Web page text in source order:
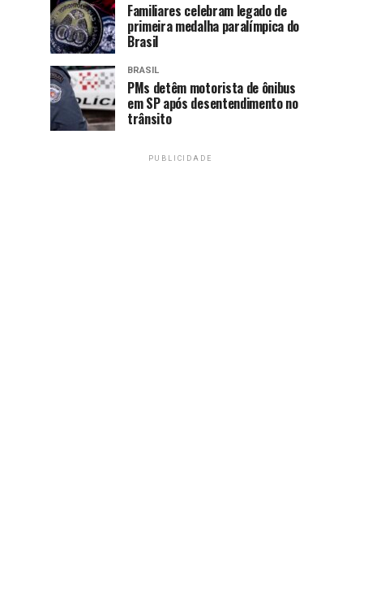
Familiares celebram legado de
primeira medalha paralímpica do
Brasil
BRASIL
PMs detêm motorista de ônibus
em SP após desentendimento no
trânsito
PUBLICIDADE